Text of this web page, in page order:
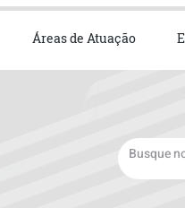
Áreas de Atuação